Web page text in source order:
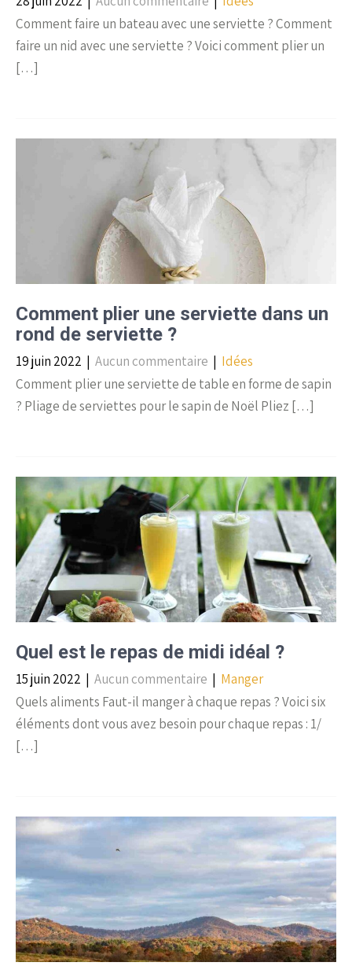
Comment faire un bateau avec une serviette ? Comment
faire un nid avec une serviette ? Voici comment plier un
[…]
Comment plier une serviette dans un
rond de serviette ?
19 juin 2022 | Aucun commentaire | Idées
Comment plier une serviette de table en forme de sapin
? Pliage de serviettes pour le sapin de Noël Pliez […]
Quel est le repas de midi idéal ?
15 juin 2022 | Aucun commentaire | Manger
Quels aliments Faut-il manger à chaque repas ? Voici six
éléments dont vous avez besoin pour chaque repas : 1/
[…]